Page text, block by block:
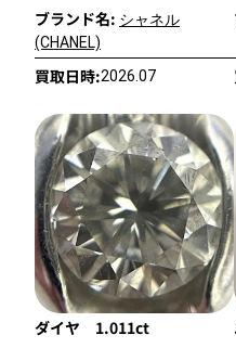
ブランド名: シャネル
(CHANEL)
買取日時:2026.07
ダイヤ 1.011ct